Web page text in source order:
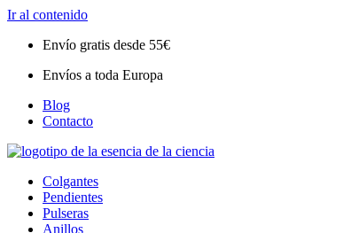
Ir al contenido
Envío gratis desde 55€
Envíos a toda Europa
Blog
Contacto
Colgantes
Pendientes
Pulseras
Anillos